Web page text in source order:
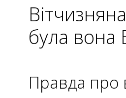
була вона
Правда про